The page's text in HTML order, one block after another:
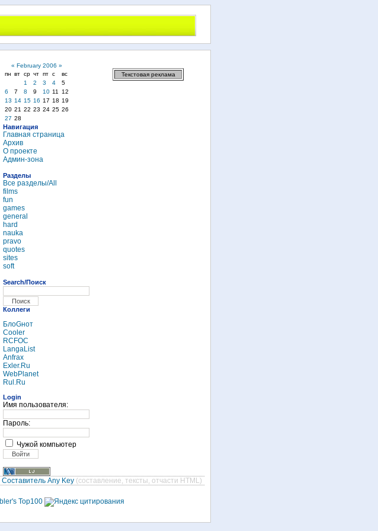
« February 2006 »
пн вт ср чт пт с
вс
1
2 3 4
5
6
7 8 9 10 11
12
13 14 15 16 17 18 19
20 21 22 23 24 25 26
27 28
Навигация
Главная страница
Архив
О проекте
Админ-зона
Разделы
Все разделы/All
films
fun
games
general
hard
nauka
pravo
quotes
sites
soft
Search/Поиск
Коллеги
БлоGнот
Cooler
RCFOC
LangaList
Anfrax
Exler.Ru
WebPlanet
Rul.Ru
Login
Имя пользователя:
Пароль:
Чужой компьютер
Текстовая реклама
Составитель Any Key (составление, тексты, отчасти HTML)